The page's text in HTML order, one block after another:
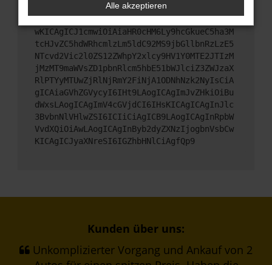
ewogICJuYW1lIjogIk5ldHdvcmtFcnJvciIsCiAgI
mNvbmZpZyI6IHsKICAgICJtZXRob2QiOiAiR0VUIi
wKICAgICJ1cmwiOiAiaHR0cHM6Ly9hcGkueC5ha3M
tcHJvZC5hdWRhcmlzLm5ldC92MS9jbGllbnRzLzE5
NTcvd2Vic2l0ZS12ZWhpY2xlcy9HV1Y0MTE2JTIzM
jMzMT9maWVsZD1pbnRlcm5hbE51bWJlciZ3ZWJzaX
RlPTYyMTUwZjRlNjRmY2FiNjA1ODNhNzk2NyIsCiA
gICAiaGVhZGVycyI6IHt9LAogICAgImJvZHkiOiBu
dWxsLAogICAgImV4cGVjdCI6IHsKICAgICAgInJlc
3BvbnNlVHlwZSI6ICIiCiAgICB9LAogICAgInRpbW
VvdXQiOiAwLAogICAgInByb2dyZXNzIjogbnVsbCw
KICAgICJyaXNreSI6IGZhbHNlCiAgfQp9
Kunden über uns:
Unkomplizierter Vorgang und Ankauf von 2
Alle akzeptieren